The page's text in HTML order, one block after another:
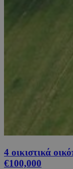
4 οικιστικά
€100,000